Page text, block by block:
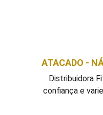
ATACADO -
Distribuidora
confiança e